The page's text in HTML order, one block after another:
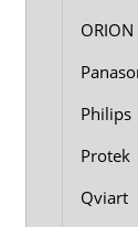
ORION
Philips
Protek
Qviart